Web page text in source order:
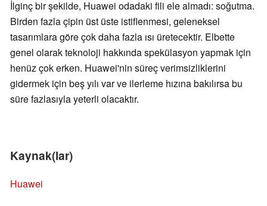
İlginç bir şekilde, Huawei odadaki fili ele almadı: soğutma.
Birden fazla çipin üst üste istiflenmesi, geleneksel
tasarımlara göre çok daha fazla ısı üretecektir. Elbette
genel olarak teknoloji hakkında spekülasyon yapmak için
henüz çok erken. Huawei'nin süreç verimsizliklerini
gidermek için beş yılı var ve ilerleme hızına bakılırsa bu
süre fazlasıyla yeterli olacaktır.
Kaynak(lar)
Huawei